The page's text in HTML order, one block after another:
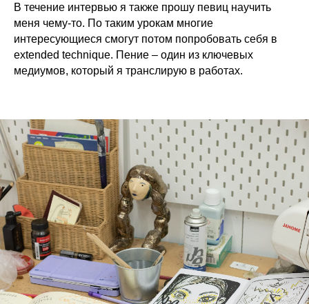
В течение интервью я также прошу певиц научить
меня чему-то. По таким урокам многие
интересующиеся смогут потом попробовать себя в
extended technique. Пение – один из ключевых
медиумов, который я транслирую в работах.